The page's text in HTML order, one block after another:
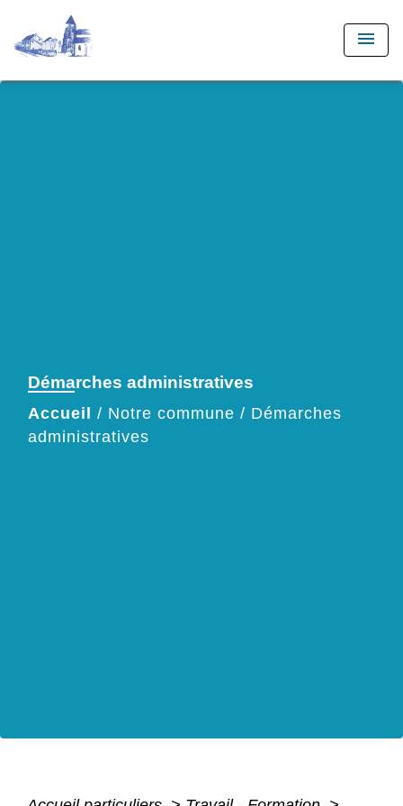
menu
Démarches administratives
Accueil / Notre commune / Démarches
administratives